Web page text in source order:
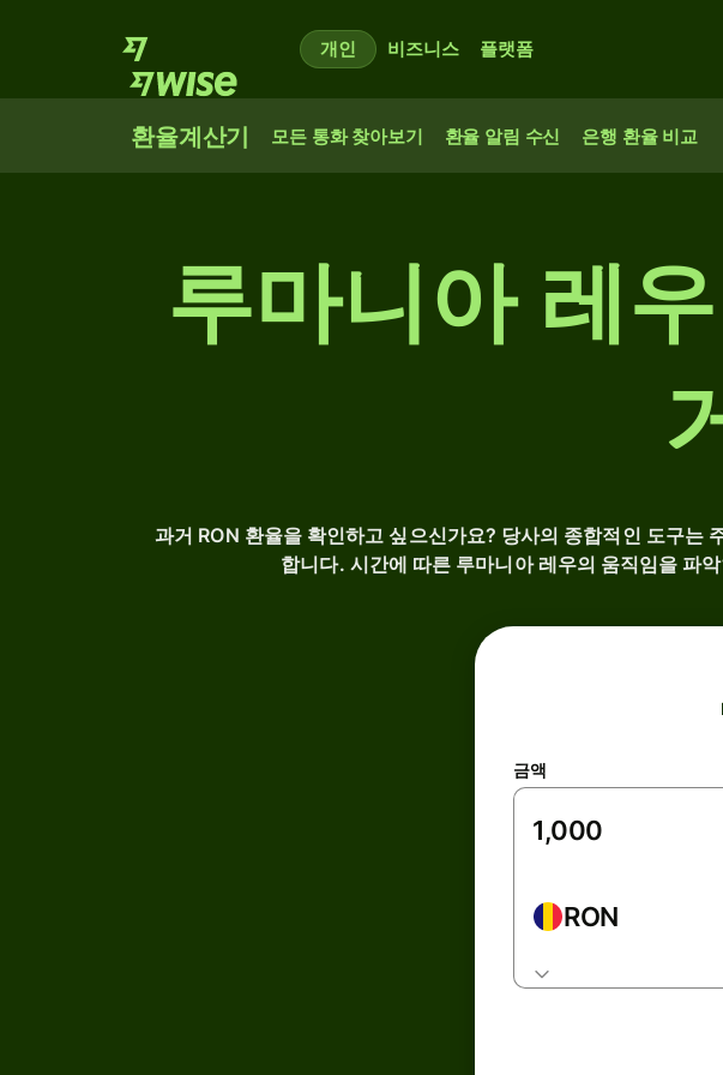
개인 비즈니스 플랫폼
환율계산기 모든 통화 찾아보기 환율 알림 수신 은행 환율 비교
루마니아 레
과거 RON 환율을 확인하고 싶으신가요? 당사의 종합적인 도구는
합니다. 시간에 따른 루마니아 레우의 움직임을 파
금액
RON